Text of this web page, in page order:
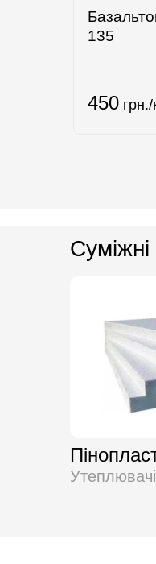
135
450
Суміжні
Утеплювачі